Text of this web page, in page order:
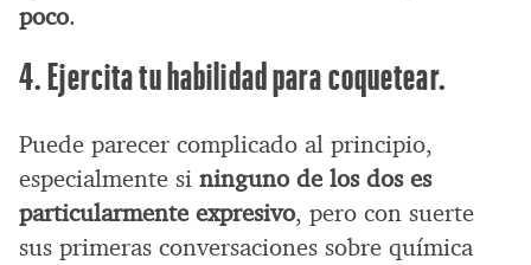
poco.
4. Ejercita tu habilidad para coquetear.
Puede parecer complicado al principio,
especialmente si ninguno de los dos es
particularmente expresivo, pero con suerte
sus primeras conversaciones sobre química